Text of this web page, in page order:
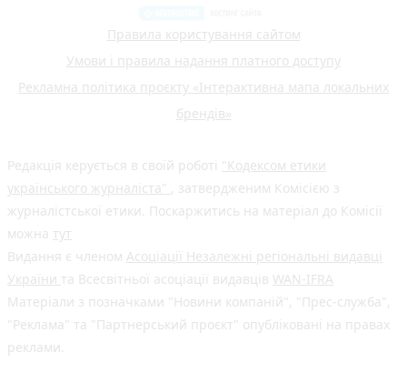
Правила користування сайтом
Умови і правила надання платного доступу
Рекламна політика проєкту «Інтерактивна мапа локальних
брендів»
Редакція керується в своїй роботі "Кодексом етики
українського журналіста" , затвердженим Комісією з
журналістської етики. Поскаржитись на матеріал до Комісії
можна тут
Видання є членом Асоціації Незалежні регіональні видавці
України та Всесвітньої асоціації видавців WAN-IFRA
Матеріали з позначками "Новини компаній", "Прес-служба",
"Реклама" та "Партнерський проєкт" опубліковані на правах
реклами.